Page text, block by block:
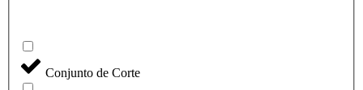
Conjunto de Corte